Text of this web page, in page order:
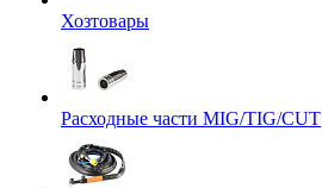
Хозтовары
Расходные части MIG/TIG/CUT